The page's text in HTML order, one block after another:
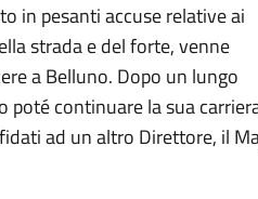
in pesanti accuse relative ai
strada e del forte, venne
a Belluno. Dopo un lungo
poté continuare la sua
ad un altro Direttore, il